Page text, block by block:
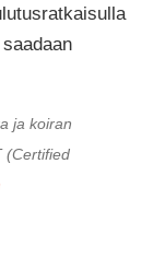
ja koiran
(Certified